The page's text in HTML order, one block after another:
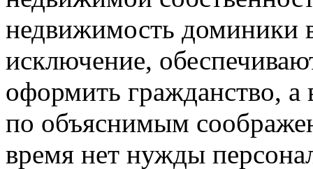
недвижимость доминики
исключение,
оформить гражданство,
по объяснимым
время нет нужды